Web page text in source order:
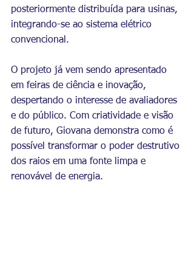
posteriormente distribuída para usinas,
integrando-se ao sistema elétrico
convencional.
O projeto já vem sendo apresentado
em feiras de ciência e inovação,
despertando o interesse de avaliadores
e do público. Com criatividade e visão
de futuro, Giovana demonstra como é
possível transformar o poder destrutivo
dos raios em uma fonte limpa e
renovável de energia.